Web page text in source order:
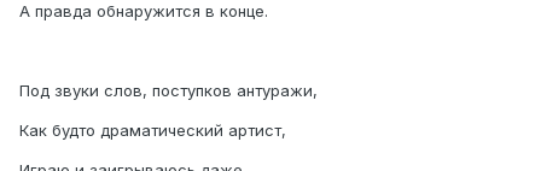
А правда обнаружится в конце.
Под звуки слов, поступков антуражи,
Как будто драматический артист,